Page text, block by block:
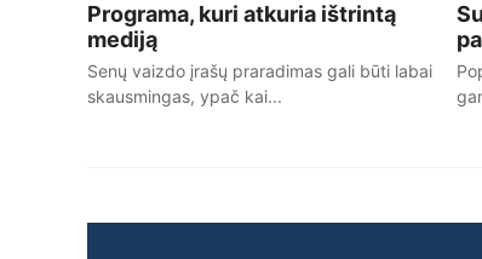
Programa, kuri atkuria ištrintą
mediją
Senų vaizdo įrašų praradimas gali būti labai
skausmingas, ypač kai...